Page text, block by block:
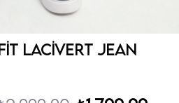
Lacivert Jean